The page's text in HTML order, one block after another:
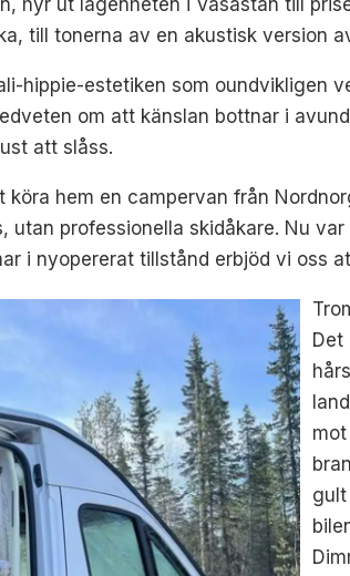
hyr ut lägenheten i Vasastan till
till tonerna av en akustisk version
hippie-estetiken som oundvikligen
om att känslan bottnar i
att slåss.
hem en campervan från
professionella skidåkare. Nu
i nyopererat tillstånd erbjöd vi oss
Det